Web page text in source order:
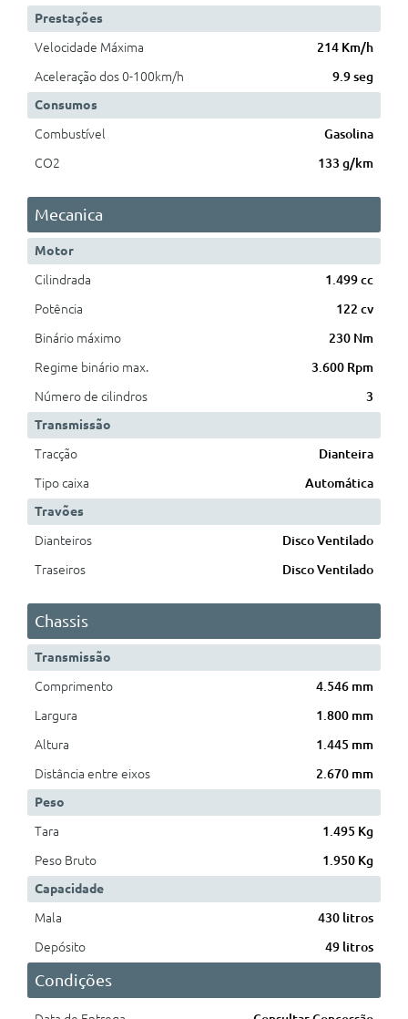
Prestações
Velocidade Máxima
214 Km/h
Aceleração dos 0-100km/h
9.9 seg
Consumos
Combustível
Gasolina
CO2
133 g/km
Mecanica
Motor
Cilindrada
1.499 cc
Potência
122 cv
Binário máximo
230 Nm
Regime binário max.
3.600 Rpm
Número de cilindros
3
Transmissão
Tracção
Dianteira
Tipo caixa
Automática
Travões
Dianteiros
Disco Ventilado
Traseiros
Disco Ventilado
Chassis
Transmissão
Comprimento
4.546 mm
Largura
1.800 mm
Altura
1.445 mm
Distância entre eixos
2.670 mm
Peso
Tara
1.495 Kg
Peso Bruto
1.950 Kg
Capacidade
Mala
430 litros
Depósito
49 litros
Condições